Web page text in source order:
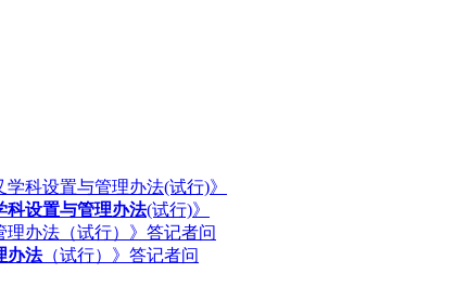
科设置与管理办法(试行)》
办法（试行）》答记者问